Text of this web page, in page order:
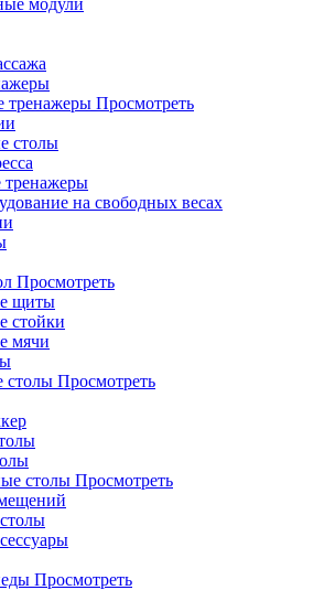
модули
тренажеры Просмотреть
столы
тренажеры
на свободных весах
Просмотреть
щиты
стойки
мячи
столы Просмотреть
столы Просмотреть
Просмотреть